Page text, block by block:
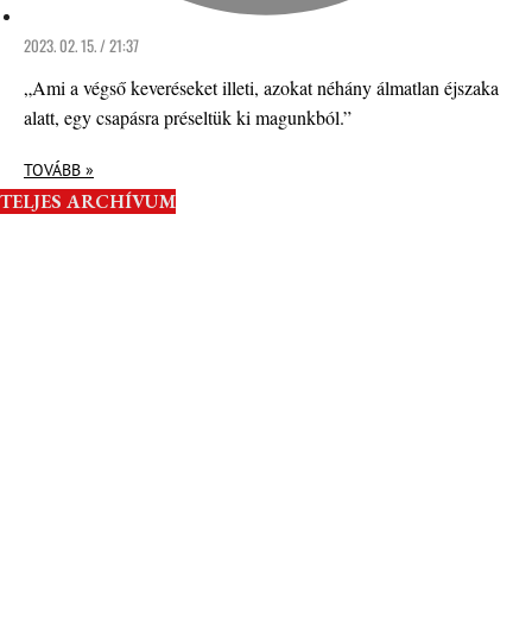
2023. 02. 15. / 21:37
„Ami a végső keveréseket illeti, azokat néhány álmatlan éjszaka
alatt, egy csapásra préseltük ki magunkból.”
TOVÁBB »
TELJES ARCHÍVUM